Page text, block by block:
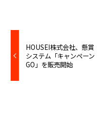
HOUSEI株式会社、懸賞
システム「キャンペーン
GO」を販売開始